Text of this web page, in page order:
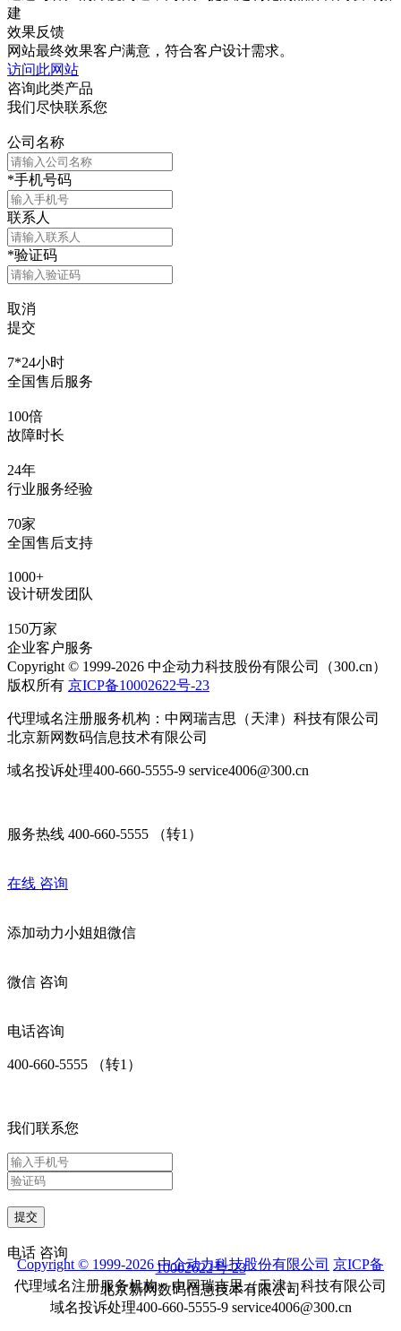
建
效果反馈
网站最终效果客户满意，符合客户设计需求。
访问此网站
咨询此类产品
我们尽快联系您
公司名称
*手机号码
联系人
*验证码
取消
提交
7*24小时
全国售后服务
100倍
故障时长
24年
行业服务经验
70家
全国售后支持
1000+
设计研发团队
150万家
企业客户服务
Copyright © 1999-2026 中企动力科技股份有限公司（300.cn）
版权所有 京ICP备10002622号-23
代理域名注册服务机构：中网瑞吉思（天津）科技有限公司
北京新网数码信息技术有限公司
域名投诉处理400-660-5555-9 service4006@300.cn
服务热线 400-660-5555 （转1）
在线 咨询
添加动力小姐姐微信
微信 咨询
电话咨询
400-660-5555 （转1）
我们联系您
提交
电话 咨询
Copyright © 1999-2026 中企动力科技股份有限公司 京ICP备
10002622号-23
代理域名注册服务机构：中网瑞吉思（天津）科技有限公司
北京新网数码信息技术有限公司
域名投诉处理400-660-5555-9 service4006@300.cn